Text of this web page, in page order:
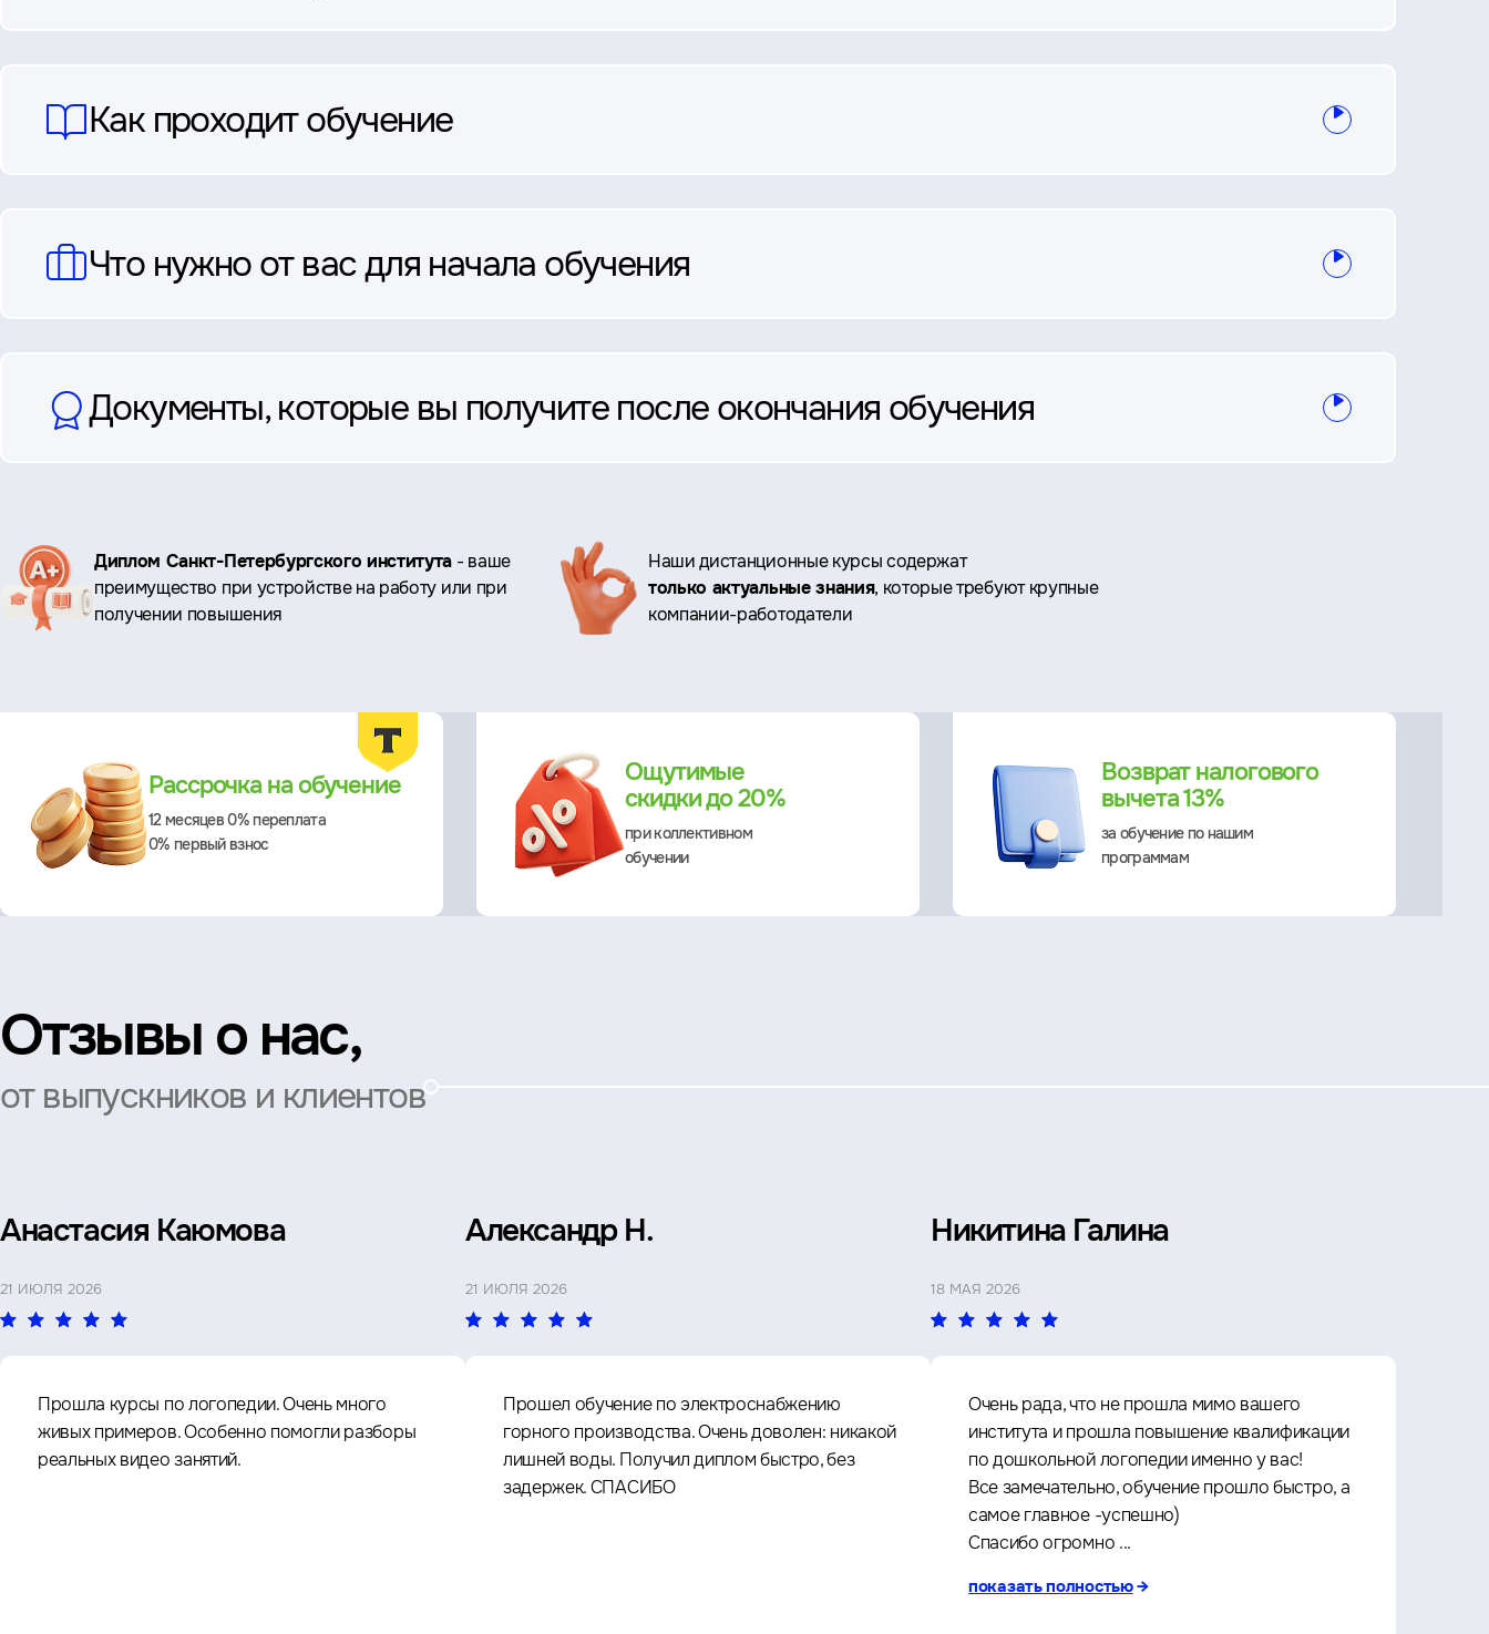
Как проходит обучение
Что нужно от вас для начала обучения
Документы, которые вы получите после окончания обучения
Ключевые
преимущества
Диплом Санкт-Петербургского института - ваше
преимущество при устройстве на работу или при
получении повышения
Наши дистанционные курсы содержат
только актуальные знания, которые требуют крупные
компании-работодатели
Рассрочка на обучение
12 месяцев 0% переплата
0% первый взнос
Ощутимые
скидки до 20%
при коллективном
обучении
Возврат налогового
вычета 13%
за обучение по нашим
программам
Отзывы о нас,
от выпускников и клиентов
Анастасия Каюмова
21 ИЮЛЯ 2026
Прошла курсы по логопедии. Очень много
живых примеров. Особенно помогли разборы
реальных видео занятий.
Александр Н.
21 ИЮЛЯ 2026
Прошел обучение по электроснабжению
горного производства. Очень доволен: никакой
лишней воды. Получил диплом быстро, без
задержек. СПАСИБО
Никитина Галина
18 МАЯ 2026
Очень рада, что не прошла мимо вашего
института и прошла повышение квалификации
по дошкольной логопедии именно у вас!
Все замечательно, обучение прошло быстро, а
самое главное -успешно)
Спасибо огромно ...
показать полностью→